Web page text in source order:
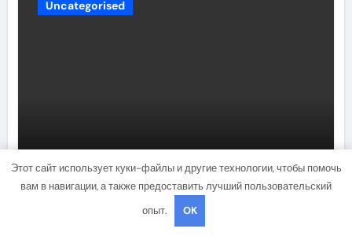
Uncategorised
Биография Софии Ротару на
Википедии — от детства в
сталинской деревне до великой
карьеры и яркой личной жизни
Мар 17, 2022
Этот сайт использует куки-файлы и другие технологии, чтобы помочь
вам в навигации, а также предоставить лучший пользовательский
опыт.
OK